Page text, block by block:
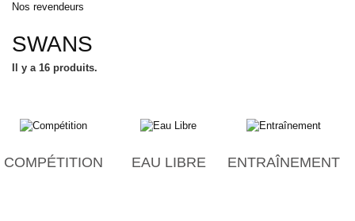
Nos revendeurs
SWANS
Il y a 16 produits.
COMPÉTITION EAU LIBRE ENTRAÎNEMENT